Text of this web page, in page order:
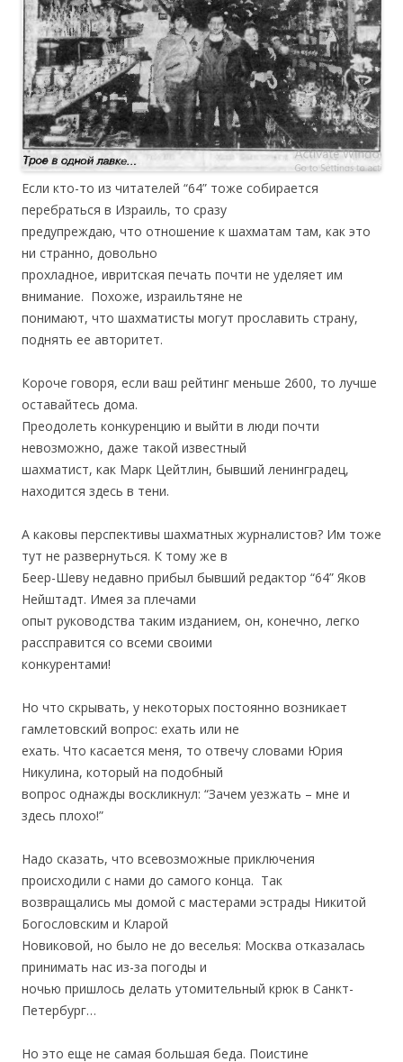
Если кто-то из читателей “64” тоже собирается
перебраться в Израиль, то сразу
предупреждаю, что отношение к шахматам там, как это
ни странно, довольно
прохладное, ивритская печать почти не уделяет им
внимание. Похоже, израильтяне не
понимают, что шахматисты могут прославить страну,
поднять ее авторитет.
Короче говоря, если ваш рейтинг меньше 2600, то лучше
оставайтесь дома.
Преодолеть конкуренцию и выйти в люди почти
невозможно, даже такой известный
шахматист, как Марк Цейтлин, бывший ленинградец,
находится здесь в тени.
А каковы перспективы шахматных журналистов? Им тоже
тут не развернуться. К тому же в
Беер-Шеву недавно прибыл бывший редактор “64” Яков
Нейштадт. Имея за плечами
опыт руководства таким изданием, он, конечно, легко
рассправится со всеми своими
конкурентами!
Но что скрывать, у некоторых постоянно возникает
гамлетовский вопрос: ехать или не
ехать. Что касается меня, то отвечу словами Юрия
Никулина, который на подобный
вопрос однажды воскликнул: “Зачем уезжать – мне и
здесь плохо!”
Надо сказать, что всевозможные приключения
происходили с нами до самого конца. Так
возвращались мы домой с мастерами эстрады Никитой
Богословским и Кларой
Новиковой, но было не до веселья: Москва отказалась
принимать нас из-за погоды и
ночью пришлось делать утомительный крюк в Санкт-
Петербург…
Но это еще не самая большая беда. Поистине